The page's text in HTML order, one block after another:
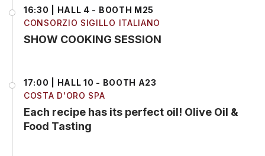
16:30 | HALL 4 - BOOTH M25
CONSORZIO SIGILLO ITALIANO
SHOW COOKING SESSION
17:00 | HALL 10 - BOOTH A23
COSTA D'ORO SPA
Each recipe has its perfect oil! Olive Oil &
Food Tasting